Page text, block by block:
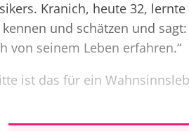
Kranich, heute 32,
und schätzen und
von seinem Leben erfahren.“
ist das für ein